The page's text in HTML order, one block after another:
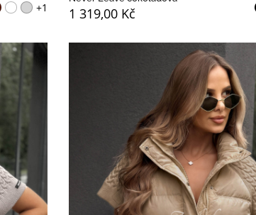
+1 1 319,00 Kč